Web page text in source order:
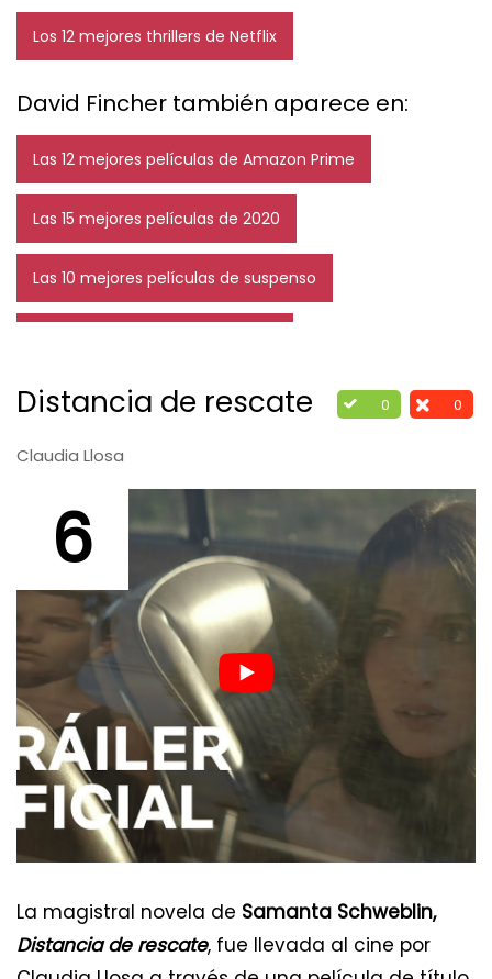
Los 12 mejores thrillers de Netflix
David Fincher también aparece en:
Las 12 mejores películas de Amazon Prime
Las 15 mejores películas de 2020
Las 10 mejores películas de suspenso
0 0
Distancia de rescate
Claudia Llosa
6
La magistral novela de Samanta Schweblin,
Distancia de rescate, fue llevada al cine por